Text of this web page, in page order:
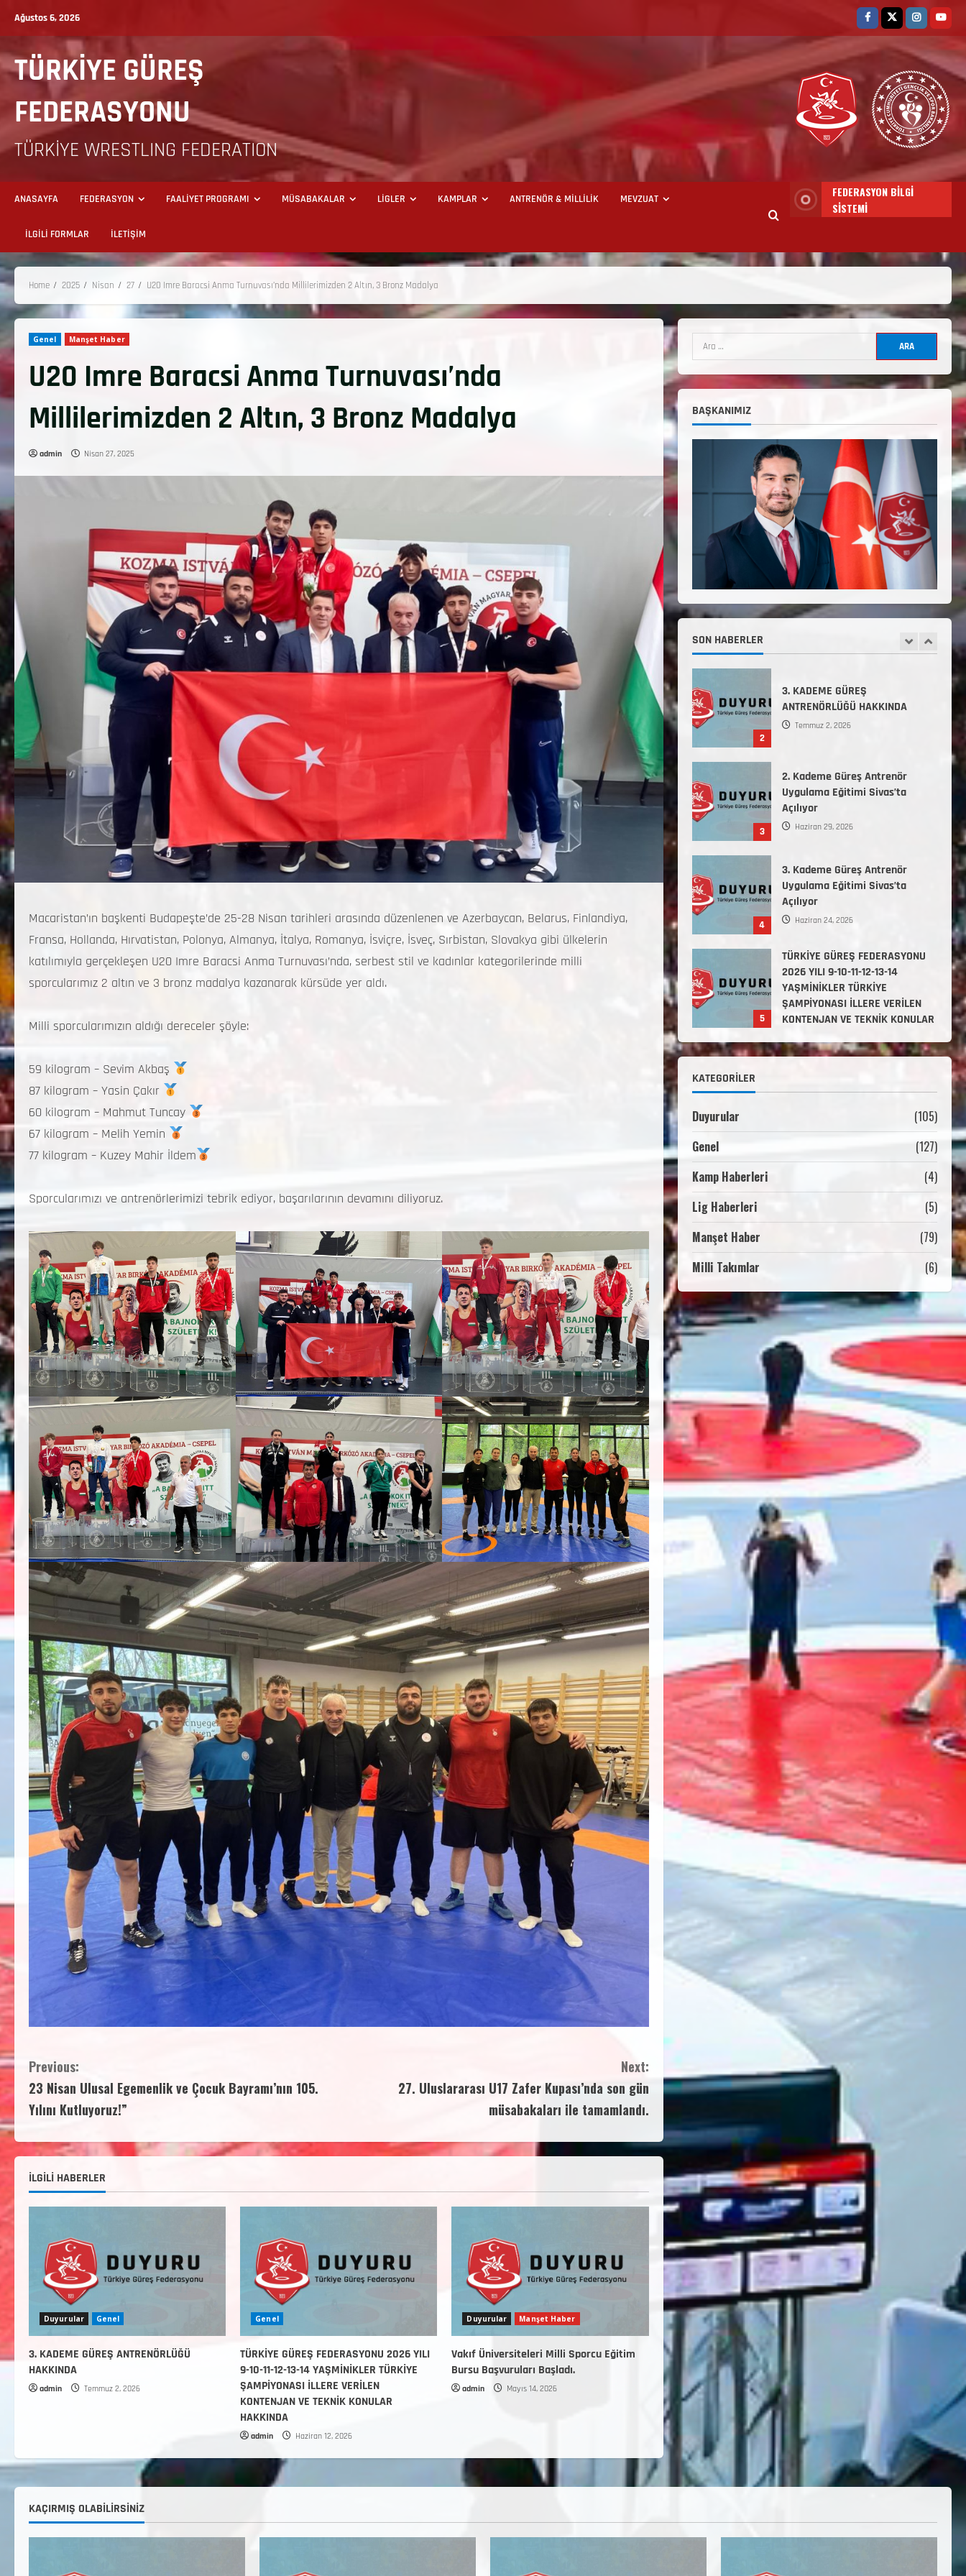
Ağustos 6, 2026
TÜRKİYE GÜREŞ
FEDERASYONU
TÜRKİYE WRESTLING FEDERATION
ANASAYFA FEDERASYON FAALİYET PROGRAMI MÜSABAKALAR LİGLER KAMPLAR ANTRENÖR & MİLLİLİK MEVZUAT
İLGİLİ FORMLAR İLETİŞİM
FEDERASYON BİLGİ
SİSTEMİ
Home 2025 Nisan 27 U20 Imre Baracsi Anma Turnuvası’nda Millilerimizden 2 Altın, 3 Bronz Madalya
Genel Manşet Haber
U20 Imre Baracsi Anma Turnuvası’nda
Millilerimizden 2 Altın, 3 Bronz Madalya
admin Nisan 27, 2025
Macaristan’ın başkenti Budapeşte’de 25-28 Nisan tarihleri arasında düzenlenen ve Azerbaycan, Belarus, Finlandiya,
Fransa, Hollanda, Hırvatistan, Polonya, Almanya, İtalya, Romanya, İsviçre, İsveç, Sırbistan, Slovakya gibi ülkelerin
katılımıyla gerçekleşen U20 Imre Baracsi Anma Turnuvası’nda, serbest stil ve kadınlar kategorilerinde milli
sporcularımız 2 altın ve 3 bronz madalya kazanarak kürsüde yer aldı.
Milli sporcularımızın aldığı dereceler şöyle:
59 kilogram – Sevim Akbaş
87 kilogram – Yasin Çakır
60 kilogram – Mahmut Tuncay
67 kilogram – Melih Yemin
77 kilogram – Kuzey Mahir İldem
Sporcularımızı ve antrenörlerimizi tebrik ediyor, başarılarının devamını diliyoruz.
Previous:
23 Nisan Ulusal Egemenlik ve Çocuk Bayramı’nın 105.
Yılını Kutluyoruz!”
Next:
27. Uluslararası U17 Zafer Kupası’nda son gün
müsabakaları ile tamamlandı.
İLGİLİ HABERLER
Duyurular Genel
3. KADEME GÜREŞ ANTRENÖRLÜĞÜ
HAKKINDA
admin Temmuz 2, 2026
Genel
TÜRKİYE GÜREŞ FEDERASYONU 2026 YILI
9-10-11-12-13-14 YAŞMİNİKLER TÜRKİYE
ŞAMPİYONASI İLLERE VERİLEN
KONTENJAN VE TEKNİK KONULAR
HAKKINDA
admin Haziran 12, 2026
Duyurular Manşet Haber
Vakıf Üniversiteleri Milli Sporcu Eğitim
Bursu Başvuruları Başladı.
admin Mayıs 14, 2026
BAŞKANIMIZ
SON HABERLER
3. KADEME GÜREŞ
ANTRENÖRLÜĞÜ HAKKINDA
3
2. Kademe Güreş Antrenör
Haziran 29, 2026
3. Kademe Güreş Antrenör
5
YAŞMİNİKLER TÜRKİYE
ŞAMPİYONASI İLLERE VERİLEN
KONTENJAN VE TEKNİK KONULAR
HAKKINDA
Haziran 12, 2026
2. Kademe Antrenörlük Kursu
Hakkında
Temmuz 6, 2026
2
ANTRENÖRLÜĞÜ HAKKINDA
3
2. Kademe Güreş Antrenör
Uygulama Eğitimi Sivas’ta
Açılıyor
4
3. Kademe Güreş Antrenör
Uygulama Eğitimi Sivas’ta
Açılıyor
Haziran 24, 2026
5
TÜRKİYE GÜREŞ FEDERASYONU
2026 YILI 9-10-11-12-13-14
YAŞMİNİKLER TÜRKİYE
ŞAMPİYONASI İLLERE VERİLEN
KONTENJAN VE TEKNİK KONULAR
Haziran 12, 2026
1
2. Kademe Antrenörlük Kursu
Hakkında
Temmuz 6, 2026
Uygulama Eğitimi Sivas’ta
4 Haziran 24, 2026
5
TÜRKİYE GÜREŞ FEDERASYONU
2026 YILI 9-10-11-12-13-14
YAŞMİNİKLER TÜRKİYE
ŞAMPİYONASI İLLERE VERİLEN
KONTENJAN VE TEKNİK KONULAR
HAKKINDA
Haziran 12, 2026
KATEGORILER
Duyurular
(105)
Genel
(127)
Kamp Haberleri
(4)
Lig Haberleri
(5)
Manşet Haber
(79)
Milli Takımlar
(6)
KAÇIRMIŞ OLABILIRSINIZ